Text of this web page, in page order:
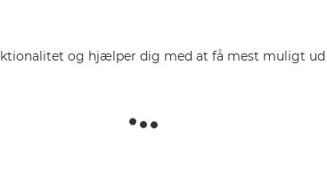
og hjælper dig med at få mest muligt ud